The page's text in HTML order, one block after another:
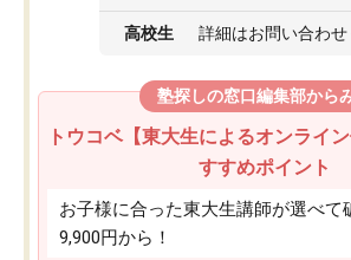
高校生 詳細はお問い合わ
塾探しの窓口編集部から
トウコベ【東大生によるオンライ
すすめポイント
お子様に合った東大生講師が選べて
9,900円から！